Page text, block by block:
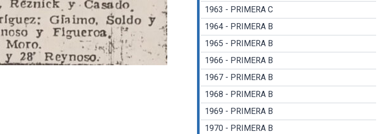
1963 - PRIMERA C
1964 - PRIMERA B
1965 - PRIMERA B
1966 - PRIMERA B
1967 - PRIMERA B
1968 - PRIMERA B
1969 - PRIMERA B
1970 - PRIMERA B